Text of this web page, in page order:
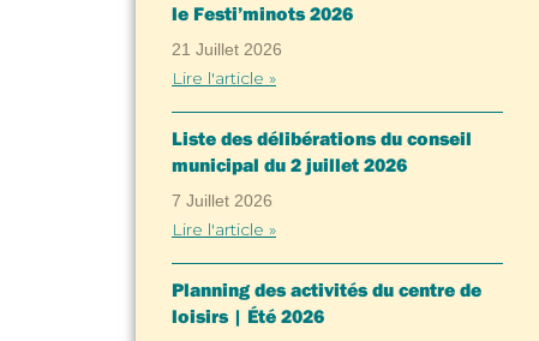
le Festi’minots 2026
21 Juillet 2026
Lire l'article »
Liste des délibérations du conseil
municipal du 2 juillet 2026
7 Juillet 2026
Lire l'article »
Planning des activités du centre de
loisirs | Été 2026